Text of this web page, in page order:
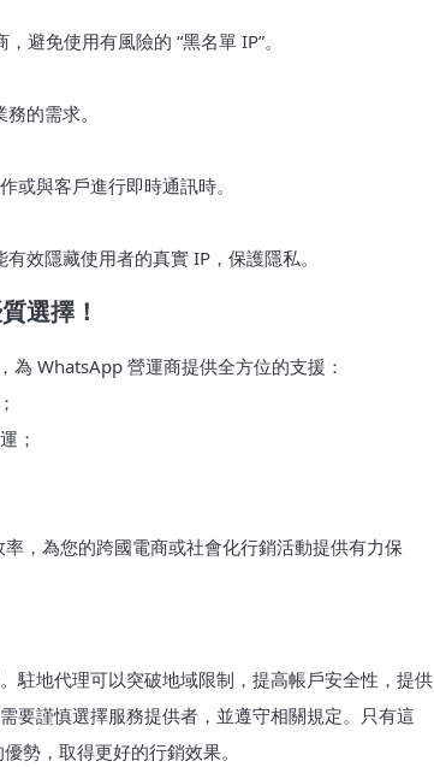
避免使用有風險的 “黑名單 IP”。
的需求。
或與客戶進行即時通訊時。
效隱藏使用者的真實 IP，保護隱私。
選擇！
為 WhatsApp 營運商提供全方位的支援：
；
，為您的跨國電商或社會化行銷活動提供有力保
駐地代理可以突破地域限制，提高帳戶安全性，提供
要謹慎選擇服務提供者，並遵守相關規定。只有這
勢，取得更好的行銷效果。